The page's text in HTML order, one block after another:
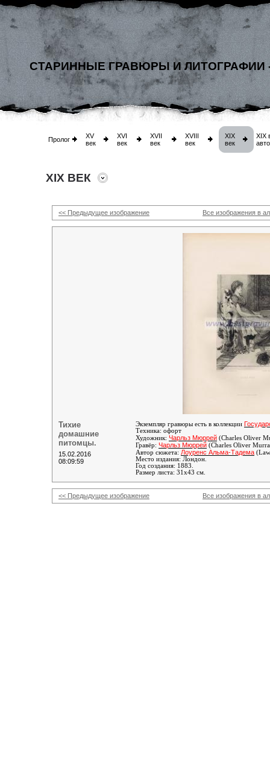
СТАРИННЫЕ ГРАВЮРЫ И ЛИТОГРАФИИ
Пролог
XV
век
XVI
век
XVII
век
XVIII
век
XIX
век
XIX
XIX ВЕК
<< Предыдущее изображение Все изображения в
Тихие
домашние
питомцы.
15.02.2016
08:09:59
Экземпляр гравюры есть в коллекции
Техника: офорт
Художник: Чарльз Мюррей (Charles Oliver
Гравёр: Чарльз Мюррей (Charles Oliver
Автор сюжета: Лоуренс Альма-Тадема
Место издания: Лондон.
Год создания: 1883.
Размер листа: 31х43 см.
<< Предыдущее изображение Все изображения в